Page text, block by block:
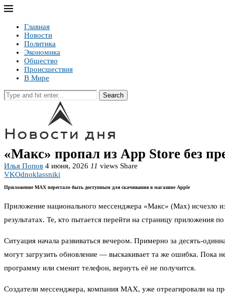
Главная
Новости
Политика
Экономика
Общество
Происшествия
В Мире
Search
«Макс» пропал из App Store без
Илья Попов 4 июня, 2026 11 views Share
VKOdnoklassniki
Приложение MAX перестало быть доступным для скачивания в магазине Apple
Приложение национального мессенджера «Макс» (Max) исчезло
результатах. Те, кто пытается перейти на страницу приложения
Ситуация начала развиваться вечером. Примерно за десять-
могут загрузить обновление — выскакивает та же ошибка. Пока
программу или сменит телефон, вернуть её не получится.
Создатели мессенджера, компания MAX, уже отреагировали на